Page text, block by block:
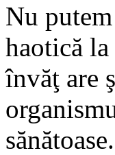
Nu
haotică
învăţ are